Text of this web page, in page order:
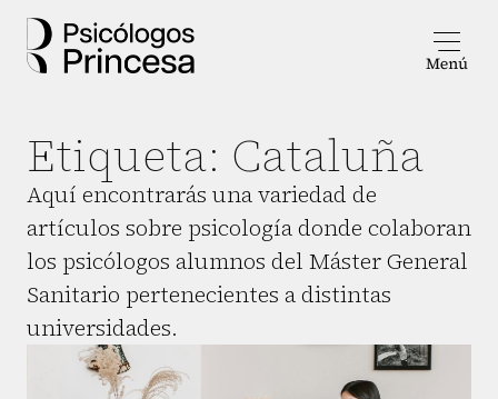
Etiqueta: Cataluña
Aquí encontrarás una variedad de
artículos sobre psicología donde colaboran
los psicólogos alumnos del Máster General
Sanitario pertenecientes a distintas
universidades.